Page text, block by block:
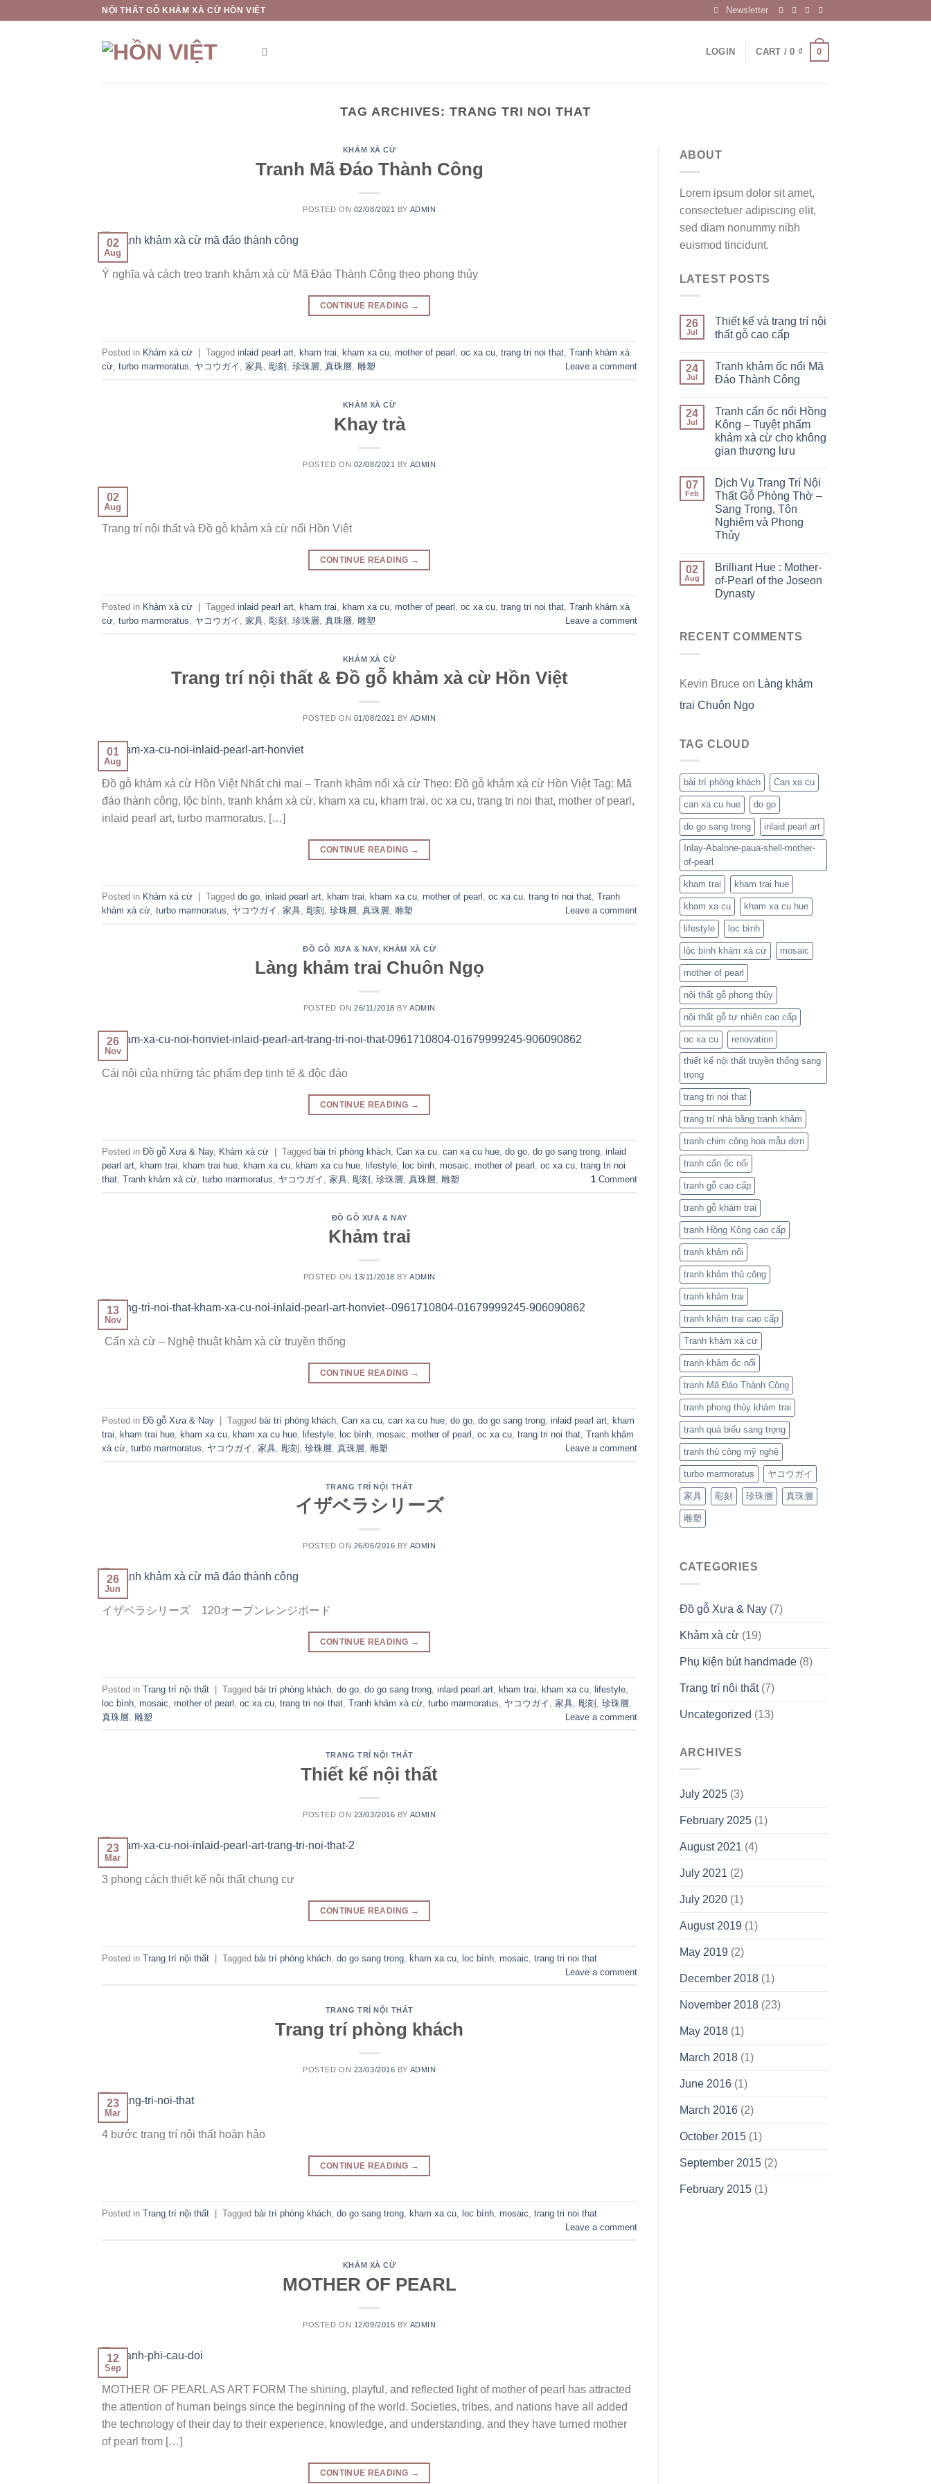
NỘI THẤT GỖ KHẢM XÀ CỪ HỒN VIỆT Newsletter
LOGIN CART /0 ₫ 0
TAG ARCHIVES:TRANG TRI NOI THAT
KHẢM XÀ CỪ
Tranh Mã Đáo Thành Công
POSTED ON 02/08/2021 BY ADMIN
02
Aug
Ý nghĩa và cách treo tranh khảm xà cừ Mã Đáo Thành Công theo phong thủy
CONTINUE READING →
Posted in Khảm xà cừ Tagged inlaid pearl art, kham trai, kham xa cu, mother of pearl , oc xa cu, trang tri noi that, Tranh khảm xà
cừ, turbo marmoratus, ヤコウガイ , 家具, 彫刻 , 珍珠層, 真珠層, 雕塑 Leave a comment
KHẢM XÀ CỪ
Khay trà
POSTED ON 02/08/2021 BY ADMIN
02
Aug
Trang trí nội thất và Đồ gỗ khảm xà cừ nổi Hồn Việt
CONTINUE READING →
Posted in Khảm xà cừ Tagged inlaid pearl art, kham trai, kham xa cu, mother of pearl , oc xa cu, trang tri noi that, Tranh khảm xà
cừ, turbo marmoratus, ヤコウガイ , 家具, 彫刻 , 珍珠層, 真珠層, 雕塑 Leave a comment
KHẢM XÀ CỪ
Trang trí nội thất & Đồ gỗ khảm xà cừ Hồn Việt
POSTED ON 01/08/2021 BY ADMIN
01
Aug
Đồ gỗ khảm xà cừ Hồn Việt Nhất chi mai – Tranh khảm nổi xà cừ Theo: Đồ gỗ khảm xà cừ Hồn Việt Tag: Mã
đáo thành công, lộc bình, tranh khảm xà cừ, kham xa cu, kham trai, oc xa cu, trang tri noi that, mother of pearl,
inlaid pearl art, turbo marmoratus, […]
CONTINUE READING →
Posted in Khảm xà cừ Tagged do go, inlaid pearl art, kham trai, kham xa cu, mother of pearl , oc xa cu, trang tri noi that, Tranh
khảm xà cừ, turbo marmoratus, ヤコウガイ , 家具, 彫刻 , 珍珠層, 真珠層, 雕塑 Leave a comment
ĐỒ GỖ XƯA & NAY, KHẢM XÀ CỪ
Làng khảm trai Chuôn Ngọ
POSTED ON26/11/2018 BYADMIN
26
Nov
Cái nôi của những tác phẩm đẹp tinh tế & độc đáo
CONTINUE READING →
Posted in Đồ gỗ Xưa & Nay, Khảm xà cừ Tagged bài trí phòng khách Can xa cu can xa cu hue do go do go sang trong inlaid
pearl art
kham trai kham trai hue kham xa cu kham xa cu hue lifestyle loc bình mosaic mother of pearl oc xa cu trang tri noi
that Tranh khảm xà cừ turbo marmoratus ヤコウガイ 家具 彫刻 珍珠層 真珠層 雕塑 1Comment
ĐỒ GỖ XƯA & NAY
Khảm trai
POSTED ON 13/11/2018 BYADMIN
13
Nov
Cẩn xà cừ – Nghệ thuật khảm xà cừ truyền thống
CONTINUE READING →
Posted in Đồ gỗ Xưa & Nay Tagged bài trí phòng khách Can xa cu can xa cu hue do go do go sang trong inlaid pearl art
kham
trai
kham trai hue kham xa cu kham xa cu hue lifestyle loc bình mosaic mother of pearl oc xa cu trang tri noi that Tranh khảm
xà cừ turbo marmoratus ヤコウガイ 家具 彫刻 珍珠層 真珠層 雕塑 Leave a comment
TRANG TRÍ NỘI THẤT
イザベラシリーズ
POSTED ON 26/06/2016 BY ADMIN
26
Jun
イザベラシリーズ 120オープンレンジボード
CONTINUE READING →
Posted in Trang trí nội thất Tagged bài trí phòng khách do go do go sang trong inlaid pearl art kham trai kham xa cu lifestyle
loc bình mosaic mother of pearl oc xa cu trang tri noi that Tranh khảm xà cừ turbo marmoratus ヤコウガイ 家具 彫刻 珍珠層
真珠層
雕塑 Leave a comment
TRANG TRÍ NỘI THẤT
Thiết kế nội thất
POSTED ON 23/03/2016 BY ADMIN
23
Mar
3 phong cách thiết kế nội thất chung cư
CONTINUE READING →
Posted in Trang trí nội thất | Tagged bài trí phòng khách do go sang trong kham xa cu loc bình mosaic trang tri noi that
Leave a comment
TRANG TRÍ NỘI THẤT
Trang trí phòng khách
POSTED ON 23/03/2016 BY ADMIN
23
Mar
4 bước trang trí nội thất hoàn hảo
CONTINUE READING →
Posted in Trang trí nội thất | Tagged bài trí phòng khách do go sang trong kham xa cu loc bình mosaic trang tri noi that
Leave a comment
KHẢM XÀ CỪ
MOTHER OF PEARL
POSTED ON 12/09/2015 BY ADMIN
12
Sep
MOTHER OF PEARL AS ART FORM The shining, playful, and reflected light of mother of pearl has attracted
the attention of human beings since the beginning of the world. Societies, tribes, and nations have all added
the technology of their day to their experience, knowledge, and understanding, and they have turned mother
of pearl from […]
CONTINUE READING →
ABOUT
Lorem ipsum dolor sit amet,
consectetuer adipiscing elit,
sed diam nonummy nibh
euismod tincidunt.
LATEST POSTS
26
Jul
Thiết kế và trang trí nội
thất gỗ cao cấp
24
Jul
Tranh khảm ốc nổi Mã
Đáo Thành Công
24
Jul
Tranh cẩn ốc nổi Hồng
Kông – Tuyệt phẩm
khảm xà cừ cho không
gian thượng lưu
07
Feb
Dịch Vụ Trang Trí Nội
Thất Gỗ Phòng Thờ –
Sang Trọng, Tôn
Nghiêm và Phong
Thủy
02
Aug
Brilliant Hue : Mother-
of-Pearl of the Joseon
Dynasty
RECENT COMMENTS
Kevin Bruce on Làng khảm
trai Chuôn Ngọ
TAG CLOUD
bài trí phòng khách Can xa cu
can xa cu hue do go
do go sang trong inlaid pearl art
Inlay-Abalone-paua-shell-mother-
of-pearl
kham trai kham trai hue
kham xa cu kham xa cu hue
lifestyle loc bình
lộc bình khảm xà cừ mosaic
mother of pearl
nội thất gỗ phong thủy
nội thất gỗ tự nhiên cao cấp
oc xa cu renovation
thiết kế nội thất truyền thống sang
trọng
trang tri noi that
trang trí nhà bằng tranh khảm
tranh chim công hoa mẫu đơn
tranh cẩn ốc nổi
tranh gỗ cao cấp
tranh gỗ khảm trai
tranh Hồng Kông cao cấp
tranh khảm nổi
tranh khảm thủ công
tranh khảm trai
tranh khảm trai cao cấp
Tranh khảm xà cừ
tranh khảm ốc nổi
tranh Mã Đáo Thành Công
tranh phong thủy khảm trai
tranh quà biếu sang trọng
tranh thủ công mỹ nghệ
turbo marmoratus ヤコウガイ
家具 彫刻 珍珠層 真珠層
雕塑
CATEGORIES
Đồ gỗ Xưa & Nay(7)
Khảm xà cừ(19)
Phụ kiện bút handmade(8)
Trang trí nội thất(7)
Uncategorized (13)
ARCHIVES
July 2025(3)
February 2025(1)
August 2021(4)
July 2021(2)
July 2020(1)
August 2019(1)
May 2019(2)
December 2018(1)
November 2018(23)
May 2018(1)
March 2018(1)
June 2016(1)
March 2016(2)
October 2015(1)
September 2015(2)
February 2015(1)